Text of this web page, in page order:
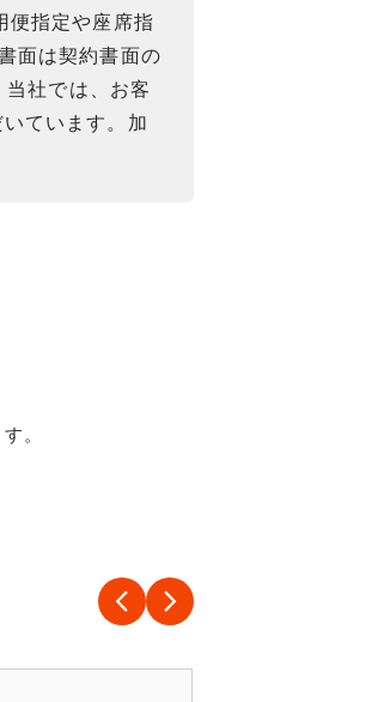
便指定や座席指
面は契約書面の
社では、お客
ています。加
。